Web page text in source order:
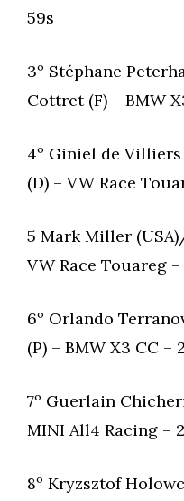
59s
3º Stéphane
Cottret (F) – BMW
4º Giniel de
(D) – VW Race
5 Mark Miller
VW Race Touareg –
6º Orlando
(P) – BMW X3 CC –
7º Guerlain
MINI All4 Racing –
8º Kryzsztof